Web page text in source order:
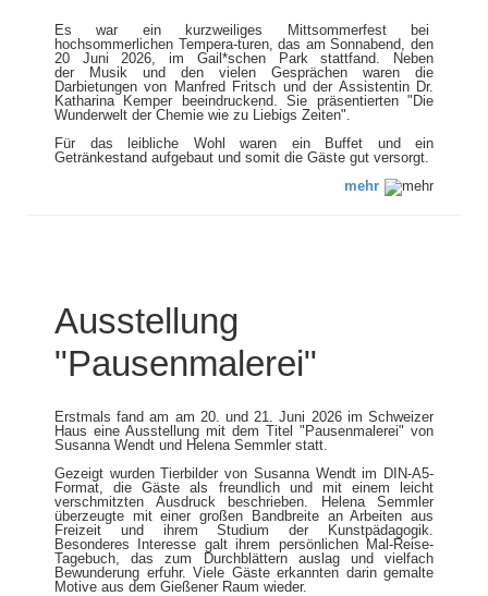
Es war ein kurzweiliges Mittsommerfest bei
hochsommerlichen Tempera-turen, das am Sonnabend, den
20 Juni 2026, im Gail*schen Park stattfand. Neben
der Musik und den vielen Gesprächen waren die
Darbietungen von Manfred Fritsch und der Assistentin Dr.
Katharina Kemper beeindruckend. Sie präsentierten "Die
Wunderwelt der Chemie wie zu Liebigs Zeiten".
Für das leibliche Wohl waren ein Buffet und ein
Getränkestand aufgebaut und somit die Gäste gut versorgt.
mehr
Ausstellung
"Pausenmalerei"
Erstmals fand am am 20. und 21. Juni 2026 im Schweizer
Haus eine Ausstellung mit dem Titel "Pausenmalerei" von
Susanna Wendt und Helena Semmler statt.
​​​​​​​Gezeigt wurden Tierbilder von Susanna Wendt im DIN-A5-
Format, die Gäste als freundlich und mit einem leicht
verschmitzten Ausdruck beschrieben. Helena Semmler
überzeugte mit einer großen Bandbreite an Arbeiten aus
Freizeit und ihrem Studium der Kunstpädagogik.
Besonderes Interesse galt ihrem persönlichen Mal-Reise-
Tagebuch, das zum Durchblättern auslag und vielfach
Bewunderung erfuhr. Viele Gäste erkannten darin gemalte
Motive aus dem Gießener Raum wieder.